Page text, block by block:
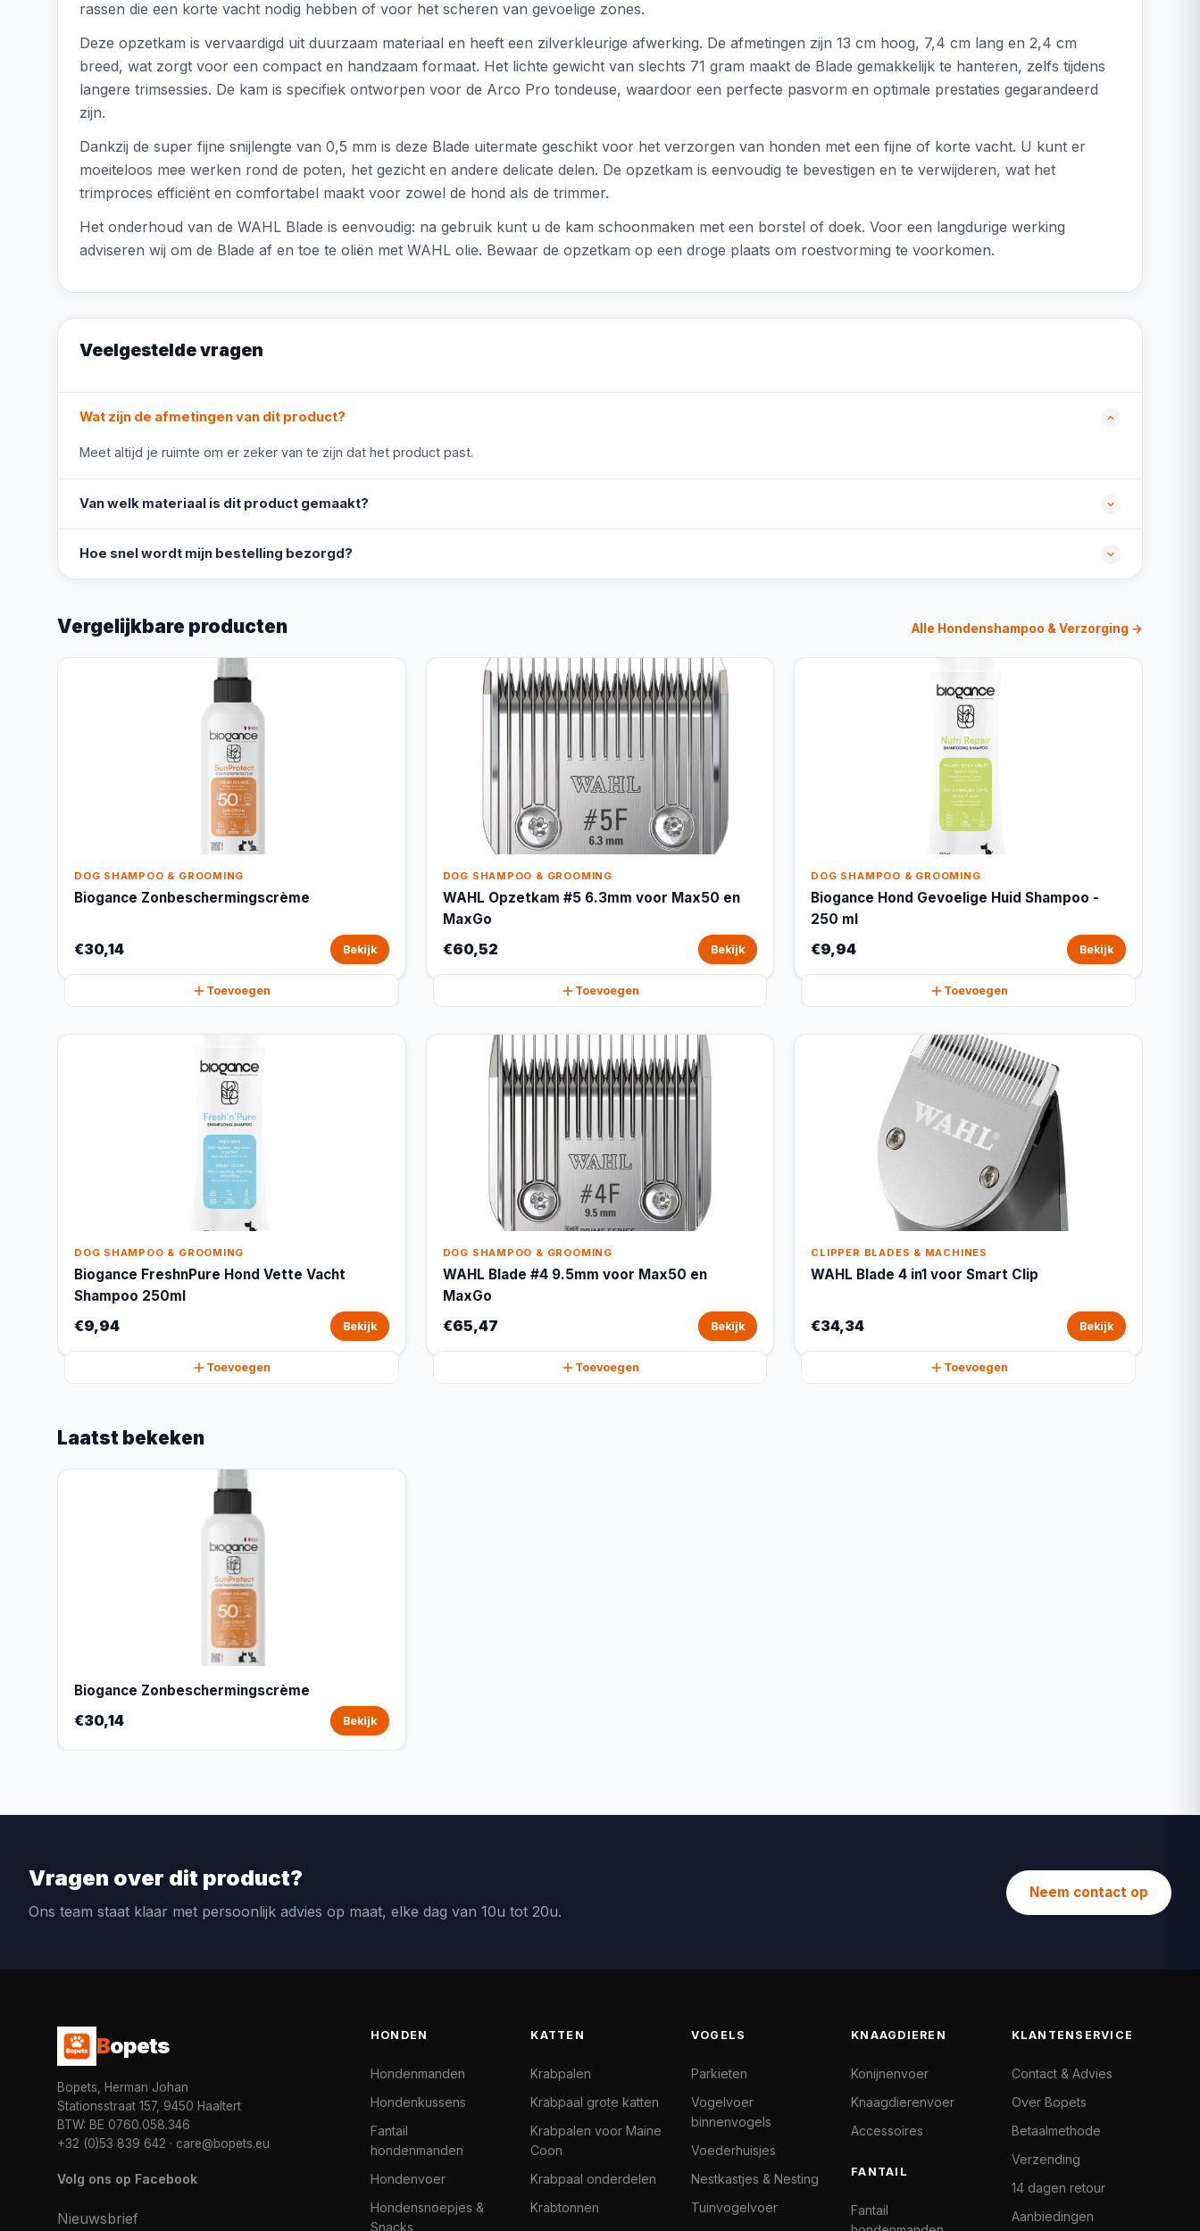
rassen die een korte vacht nodig hebben of voor het scheren van gevoelige zones.
Deze opzetkam is vervaardigd uit duurzaam materiaal en heeft een zilverkleurige afwerking. De afmetingen zijn 13 cm hoog, 7,4 cm lang en 2,4 cm
breed, wat zorgt voor een compact en handzaam formaat. Het lichte gewicht van slechts 71 gram maakt de Blade gemakkelijk te hanteren, zelfs tijdens
langere trimsessies. De kam is specifiek ontworpen voor de Arco Pro tondeuse, waardoor een perfecte pasvorm en optimale prestaties gegarandeerd
zijn.
Dankzij de super fijne snijlengte van 0,5 mm is deze Blade uitermate geschikt voor het verzorgen van honden met een fijne of korte vacht. U kunt er
moeiteloos mee werken rond de poten, het gezicht en andere delicate delen. De opzetkam is eenvoudig te bevestigen en te verwijderen, wat het
trimproces efficiënt en comfortabel maakt voor zowel de hond als de trimmer.
Het onderhoud van de WAHL Blade is eenvoudig: na gebruik kunt u de kam schoonmaken met een borstel of doek. Voor een langdurige werking
adviseren wij om de Blade af en toe te oliën met WAHL olie. Bewaar de opzetkam op een droge plaats om roestvorming te voorkomen.
Veelgestelde vragen
Wat zijn de afmetingen van dit product?
Meet altijd je ruimte om er zeker van te zijn dat het product past.
Van welk materiaal is dit product gemaakt?
Hoe snel wordt mijn bestelling bezorgd?
Vergelijkbare producten Alle Hondenshampoo & Verzorging →
DOG SHAMPOO & GROOMING
Biogance Zonbeschermingscrème
€30,14 Bekijk
Toevoegen
DOG SHAMPOO & GROOMING
WAHL Opzetkam #5 6.3mm voor Max50 en
MaxGo
€60,52 Bekijk
Toevoegen
DOG SHAMPOO & GROOMING
Biogance Hond Gevoelige Huid Shampoo -
250 ml
€9,94 Bekijk
Toevoegen
DOG SHAMPOO & GROOMING
Biogance FreshnPure Hond Vette Vacht
Shampoo 250ml
€9,94 Bekijk
Toevoegen
DOG SHAMPOO & GROOMING
WAHL Blade #4 9.5mm voor Max50 en
MaxGo
€65,47 Bekijk
Toevoegen
CLIPPER BLADES & MACHINES
WAHL Blade 4 in1 voor Smart Clip
€34,34 Bekijk
Toevoegen
Laatst bekeken
Biogance Zonbeschermingscrème
€30,14 Bekijk
Vragen over dit product?
Ons team staat klaar met persoonlijk advies op maat, elke dag van 10u tot 20u.
Neem contact op
Bopets
Bopets, Herman Johan
Stationsstraat 157, 9450 Haaltert
BTW: BE 0760.058.346
+32 (0)53 839 642 · care@bopets.eu
Volg ons op Facebook
Nieuwsbrief
HONDEN
Hondenmanden
Hondenkussens
Fantail
hondenmanden
Hondenvoer
Hondensnoepjes &
Snacks
KATTEN
Krabpalen
Krabpaal grote katten
Krabpalen voor Maine
Coon
Krabpaal onderdelen
Krabtonnen
VOGELS
Parkieten
Vogelvoer
binnenvogels
Voederhuisjes
Nestkastjes & Nesting
Tuinvogelvoer
KNAAGDIEREN
Konijnenvoer
Knaagdierenvoer
Accessoires
FANTAIL
Fantail
KLANTENSERVICE
Contact & Advies
Over Bopets
Betaalmethode
Verzending
14 dagen retour
Aanbiedingen